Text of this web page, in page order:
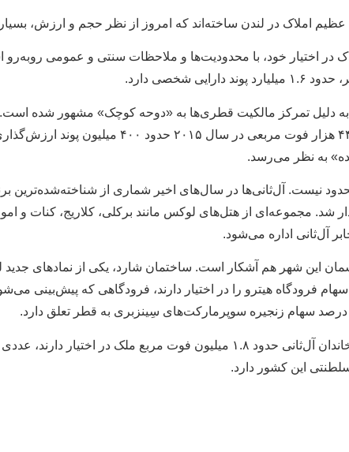
املاک در لندن ساخته‌اند که امروز از نظر حجم و ارزش،
دارد.
دلیل تمرکز مالکیت قطری‌ها به «دوحه کوچک» مشهور شده است.
اختیار داشته باشند، از جمله گران‌ترین خانه
به نظر می‌رسد.
نیست. آل‌ثانی‌ها در سال‌های اخیر شماری از شناخته‌شده‌ترین
دولتی قطر واگذار شد. مجموعه‌ای از هتل‌های لوکس مانند برکلی،
آل‌ثانی اداره می‌شود.
اکنومیک تایمز می‌نویسد، برآورد نهایی این است که فقط در خود لندن، خاندان
سلطنتی این کشور دارد.